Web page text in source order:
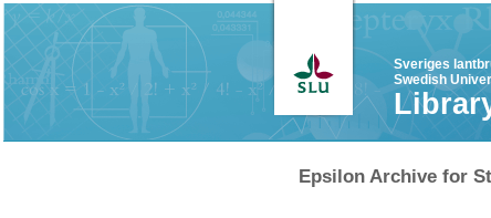
Sveriges
Swedish
Epsilon Archive for